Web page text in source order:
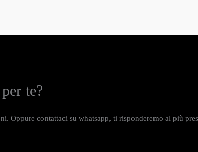
te?
Oppure contattaci su whatsapp, ti risponderemo al più